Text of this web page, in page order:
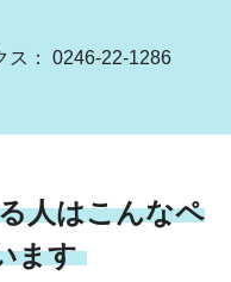
ス： 0246-22-1286
人はこんなペ
ます